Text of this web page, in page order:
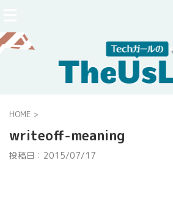
HOME >
writeoff-meaning
投稿日： 2015/07/17